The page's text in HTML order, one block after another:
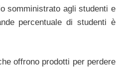
somministrato agli studenti e
percentuale di studenti è
offrono prodotti per perdere